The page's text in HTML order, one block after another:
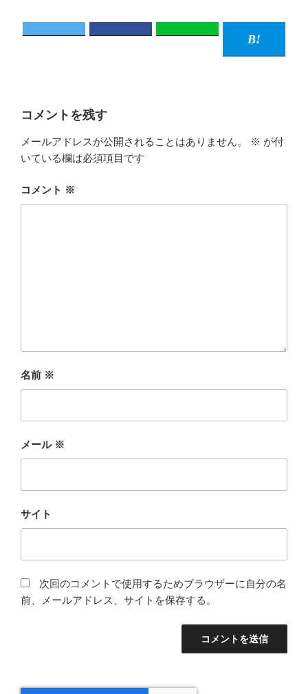
コメントを残す
メールアドレスが公開されることはありません。 ※ が付
いている欄は必須項目です
コメント ※
名前 ※
メール ※
サイト
次回のコメントで使用するためブラウザーに自分の名
前、メールアドレス、サイトを保存する。